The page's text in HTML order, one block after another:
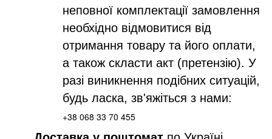
неповної комплектації замовлення
необхідно відмовитися від
отримання товару та його оплати,
а також скласти акт (претензію). У
разі виникнення подібних ситуацій,
будь ласка, зв'яжіться з нами:
+38 068 33 70 455